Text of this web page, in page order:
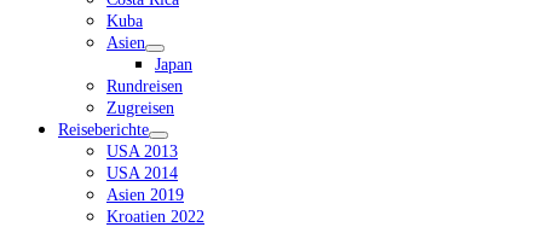
Kuba
Asien
Dropdown-
Menü
öffnen
Japan
Rundreisen
Zugreisen
Reiseberichte
Dropdown-
Menü
öffnen
USA 2013
USA 2014
Asien 2019
Kroatien 2022